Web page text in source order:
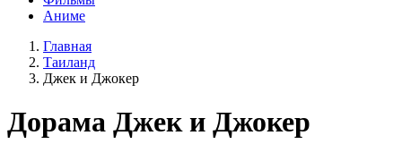
Аниме
Главная
Таиланд
Джек и Джокер
Дорама Джек и Джокер